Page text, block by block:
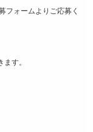
フォームよりご応募く
す。